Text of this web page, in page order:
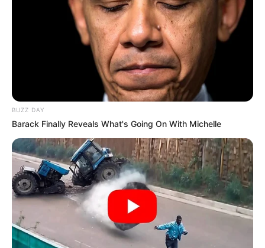
BUZZ DAY
Barack Finally Reveals What's Going On With Michelle